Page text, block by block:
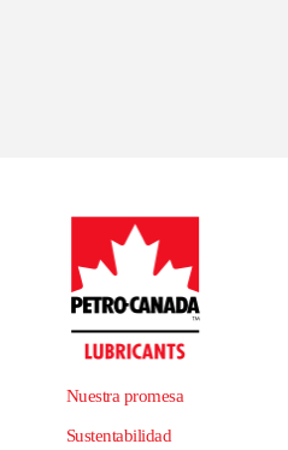
Nuestra promesa
Sustentabilidad